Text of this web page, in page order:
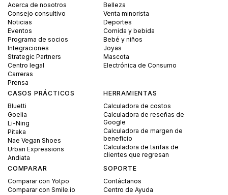
Acerca de nosotros
Consejo consultivo
Noticias
Eventos
Programa de socios
Integraciones
Strategic Partners
Centro legal
Carreras
Prensa
Belleza
Venta minorista
Deportes
Comida y bebida
Bebé y niños
Joyas
Mascota
Electrónica de Consumo
CASOS PRÁCTICOS
Bluetti
Goelia
Li-Ning
Pitaka
Nae Vegan Shoes
Urban Expressions
Andiata
HERRAMIENTAS
Calculadora de costos
Calculadora de reseñas de
Google
Calculadora de margen de
beneficio
Calculadora de tarifas de
clientes que regresan
COMPARAR
Comparar con Yotpo
Comparar con Smile.io
SOPORTE
Contáctanos
Centro de Ayuda